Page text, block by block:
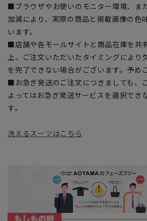
■ブラウザやお使いのモニター環境、ま
加減により、実際の商品と掲載画像の色
います。
■店舗や各モールサイトと商品在庫を共
上、ご注文いただいたタイミングにより
を完了できない場合がございます。予め
■お急ぎ発送のご注文につきましても、
よってはお急ぎ発送サービスを選択でき
す。
洗えるスーツはこちら